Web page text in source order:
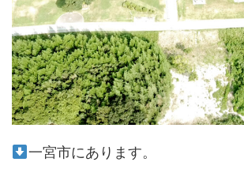
一宮市にあります。